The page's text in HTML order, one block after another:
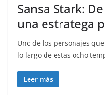
Sansa Stark:
una estratega
Uno de los personajes
lo largo de estas ocho
Leer más